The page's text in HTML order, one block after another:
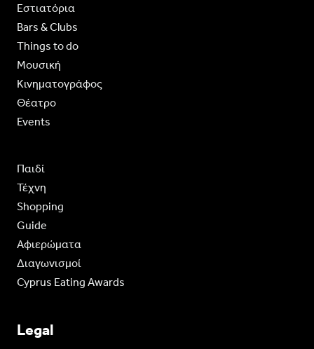
Εστιατόρια
Bars & Clubs
Things to do
Moυσική
Κινηματογράφος
Θέατρο
Events
Παιδί
Τέχνη
Shopping
Guide
Aφιερώματα
Διαγωνισμοί
Cyprus Eating Awards
Legal